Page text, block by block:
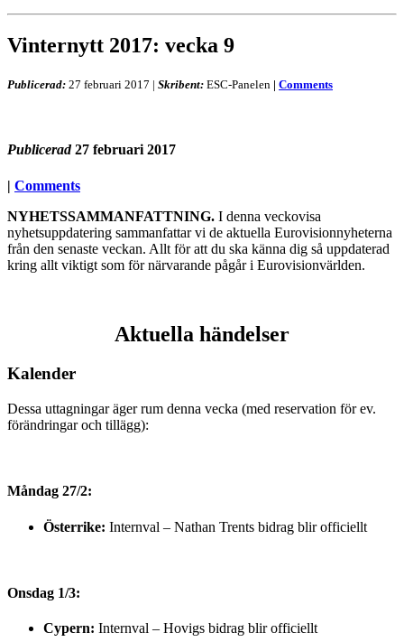
Vinternytt 2017: vecka 9
Publicerad: 27 februari 2017 | Skribent: ESC-Panelen | Comments
Publicerad 27 februari 2017
| Comments
NYHETSSAMMANFATTNING. I denna veckovisa
nyhetsuppdatering sammanfattar vi de aktuella Eurovisionnyheterna
från den senaste veckan. Allt för att du ska känna dig så uppdaterad
kring allt viktigt som för närvarande pågår i Eurovisionvärlden.
Aktuella händelser
Kalender
Dessa uttagningar äger rum denna vecka (med reservation för ev.
förändringar och tillägg):
Måndag 27/2:
Österrike: Internval – Nathan Trents bidrag blir officiellt
Onsdag 1/3:
Cypern: Internval – Hovigs bidrag blir officiellt